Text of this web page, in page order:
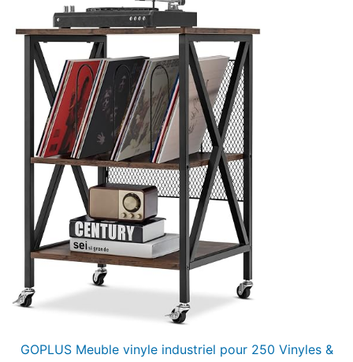
GOPLUS Meuble vinyle industriel pour 250 Vinyles &